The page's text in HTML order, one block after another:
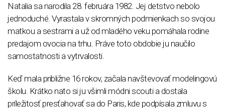
Natalia sa narodila 28. februára 1982. Jej detstvo nebolo
jednoduché. Vyrastala v skromných podmienkach so svojou
matkou a sestrami a už od mladého veku pomáhala rodine
predajom ovocia na trhu. Práve toto obdobie ju naučilo
samostatnosti a vytrvalosti.
Keď mala približne 16 rokov, začala navštevovať modelingovú
školu. Krátko nato si ju všimli módni scouti a dostala
príležitosť presťahovať sa do Paris, kde podpísala zmluvu s